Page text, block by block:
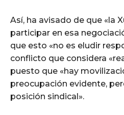
Así, ha avisado de que «la
participar en esa
que esto «no es eludir
conflicto que considera
puesto que «hay
preocupación evidente,
posición sindical».